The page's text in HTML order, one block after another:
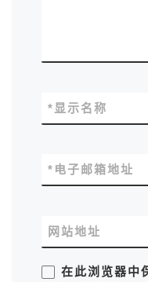
显示名称
*
电子邮箱地址
*
网站地址
在此浏览器中